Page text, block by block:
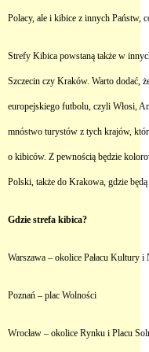
Polacy, ale i kibice z innych Państw,
Strefy Kibica powstaną także w
Szczecin czy Kraków. Warto dodać,
europejskiego futbolu, czyli Włosi,
mnóstwo turystów z tych krajów,
o kibiców. Z pewnością będzie
Polski, także do Krakowa, gdzie
Gdzie strefa kibica?
Warszawa – okolice Pałacu Kultury i
Poznań – plac Wolności
Wrocław – okolice Rynku i Placu